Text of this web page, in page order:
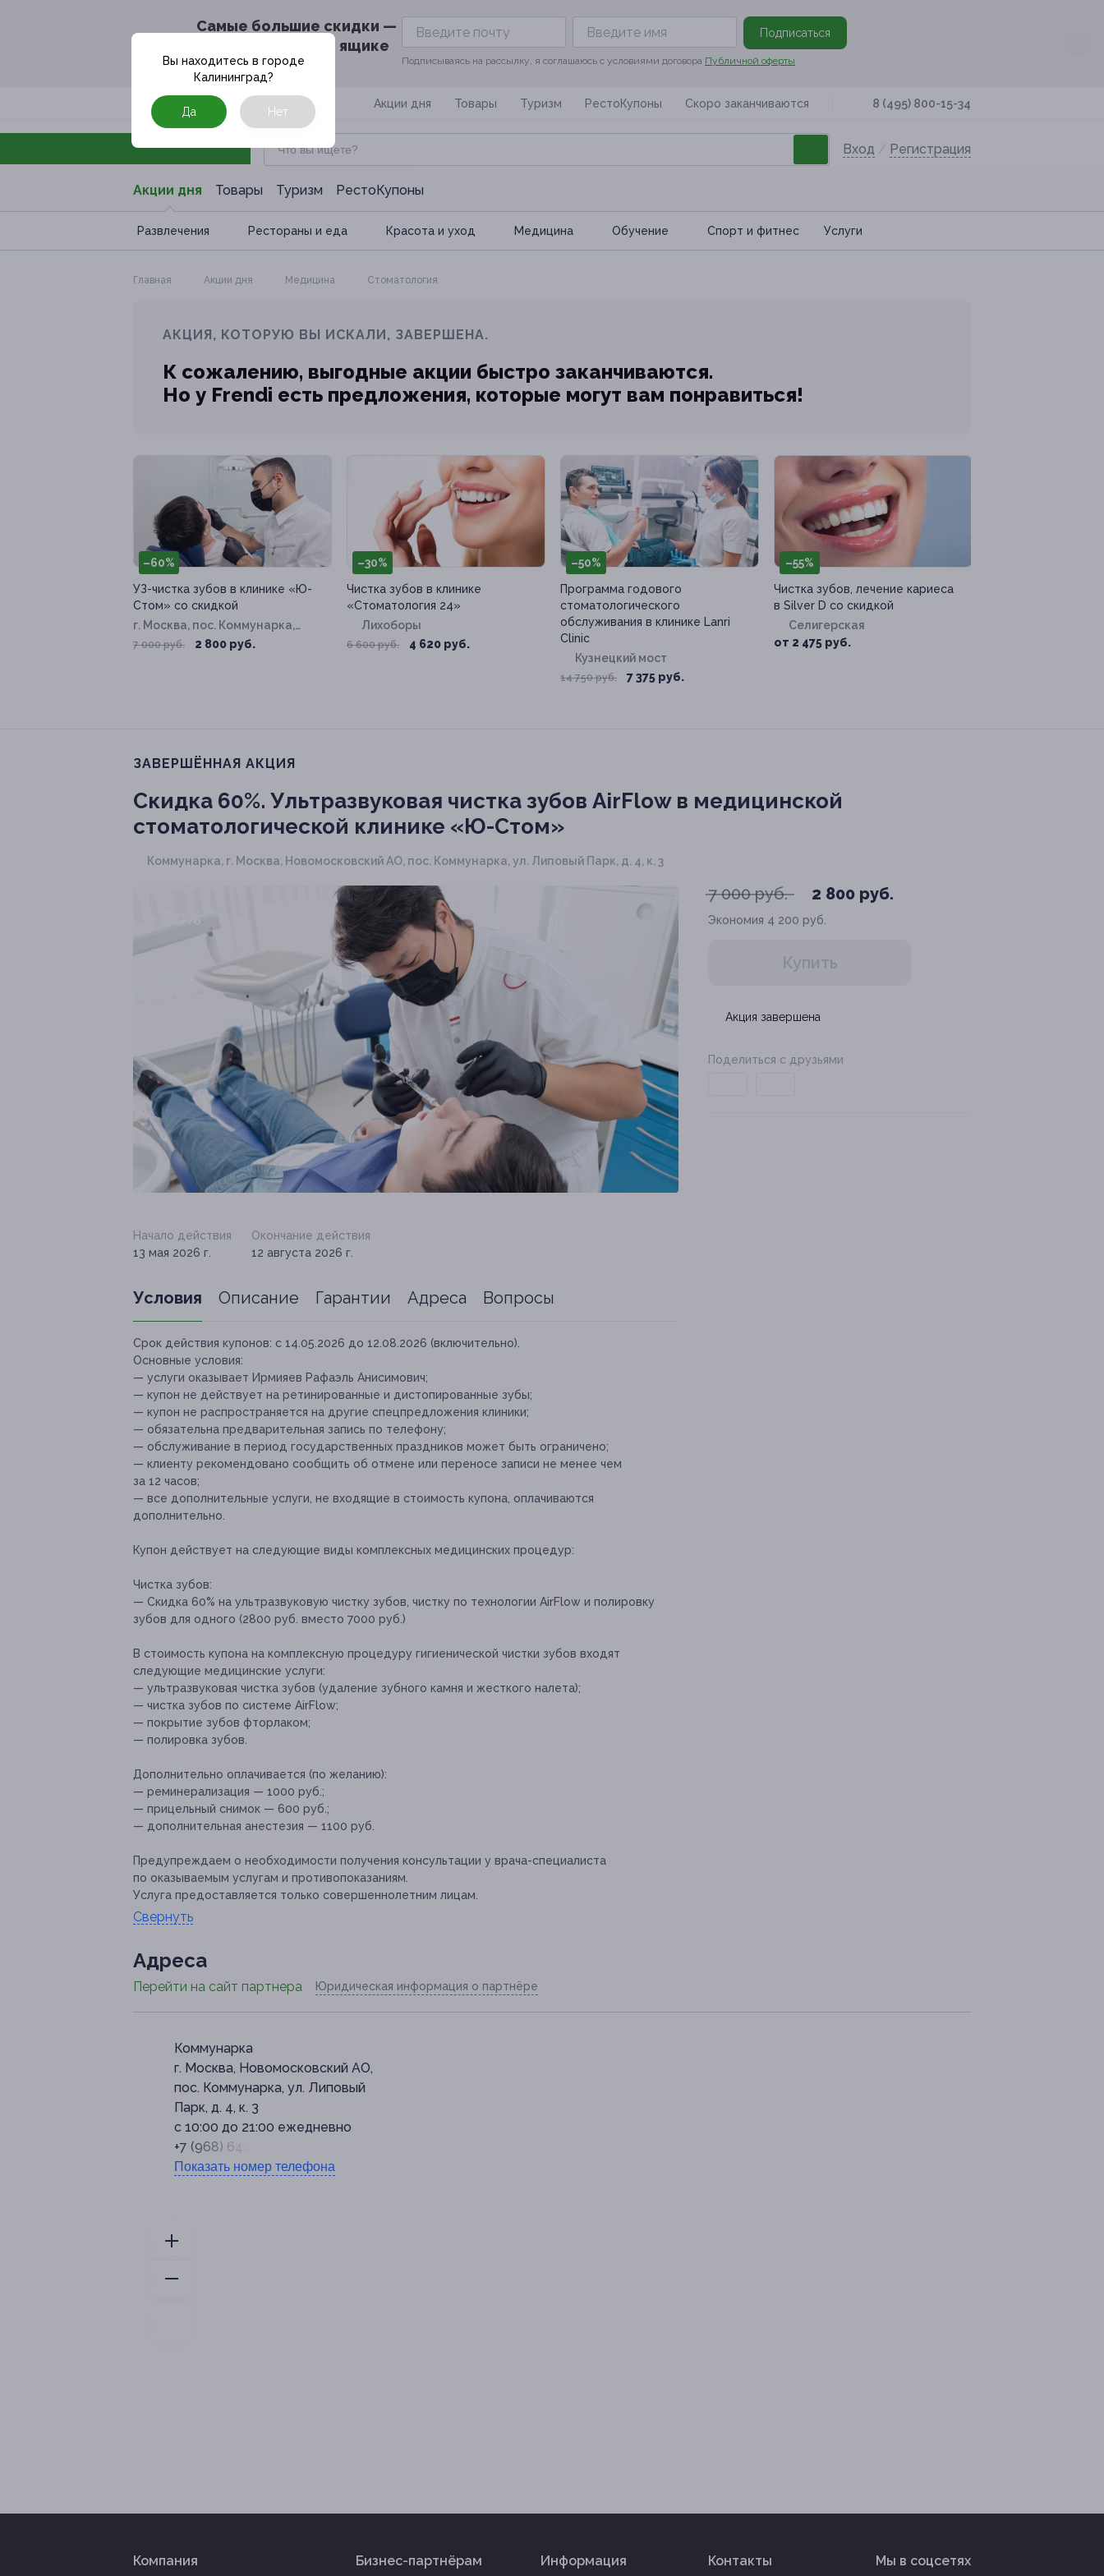
Cамые большие скидки —
в твоём почтовом ящике
Подписаться
Подписываясь на рассылку, я соглашаюсь с условиями договора Публичной оферты
Москва Акции дня Товары Туризм РестоКупоны Скоро заканчиваются 8 (495) 800-15-34
Вход / Регистрация
Акции дня Товары Туризм РестоКупоны
Развлечения Рестораны и еда Красота и уход Медицина Обучение Спoрт и фитнес Услуги
Вы находитесь в городе
Калининград?
Да Нет
Главная Акции дня Медицина Стоматология
АКЦИЯ, КОТОРУЮ ВЫ ИСКАЛИ, ЗАВЕРШЕНА.
К сожалению, выгодные акции быстро заканчиваются.
Но у Frendi есть предложения, которые могут вам понравиться!
–60%
УЗ-чистка зубов в клинике «Ю-
Стом» со скидкой
г. Москва, пос. Коммунарка,
Липовый Парк ул, д. 4, к. 3
7 000 руб. 2 800 руб.
–30%
Чистка зубов в клинике
«Стоматология 24»
Лихоборы
6 600 руб. 4 620 руб.
–50%
Программа годового
стоматологического
обслуживания в клинике Lanri
Clinic
Кузнецкий мост
14 750 руб. 7 375 руб.
–55%
Чистка зубов, лечение кариеса
в Silver D со скидкой
Селигерская
от 2 475 руб.
ЗАВЕРШЁННАЯ АКЦИЯ
Скидка 60%. Ультразвуковая чистка зубов AirFlow в медицинской
стоматологической клинике «Ю-Стом»
Коммунарка, г. Москва, Новомосковский АО, пос. Коммунарка, ул. Липовый Парк, д. 4, к. 3
7 000 руб. 2 800 руб.
Экономия 4 200 руб.
Купить
Акция завершена
Поделиться с друзьями
Начало действия
13 мая 2026 г.
Окончание действия
12 августа 2026 г.
Условия Описание Гарантии Адреса Вопросы
Срок действия купонов: с 14.05.2026 до 12.08.2026 (включительно).
Основные условия:
— услуги оказывает Ирмияев Рафаэль Анисимович;
— купон не действует на ретинированные и дистопированные зубы;
— купон не распространяется на другие спецпредложения клиники;
— обязательна предварительная запись по телефону;
— обслуживание в период государственных праздников может быть ограничено;
— клиенту рекомендовано сообщить об отмене или переносе записи не менее чем
за 12 часов;
— все дополнительные услуги, не входящие в стоимость купона, оплачиваются
дополнительно.
Купон действует на следующие виды комплексных медицинских процедур:
Чистка зубов:
— Скидка 60% на ультразвуковую чистку зубов, чистку по технологии AirFlow и полировку
зубов для одного (2800 руб. вместо 7000 руб.)
В стоимость купона на комплексную процедуру гигиенической чистки зубов входят
следующие медицинские услуги:
— ультразвуковая чистка зубов (удаление зубного камня и жесткого налета);
— чистка зубов по системе AirFlow;
— покрытие зубов фторлаком;
— полировка зубов.
Дополнительно оплачивается (по желанию):
— реминерализация — 1000 руб.;
— прицельный снимок — 600 руб.;
— дополнительная анестезия — 1100 руб.
Предупреждаем о необходимости получения консультации у врача-специалиста
по оказываемым услугам и противопоказаниям.
Услуга предоставляется только совершеннолетним лицам.
Свернуть
Адресa
Перейти на сайт партнера Юридическая информация о партнёре
Коммунарка
г. Москва, Новомосковский АО,
пос. Коммунарка, ул. Липовый
Парк, д. 4, к. 3
с 10:00 до 21:00 ежедневно
+7 (968) 644-51-87
Показать номер телефона
Компания Бизнес-партнёрам Информация Контакты Мы в соцсетях